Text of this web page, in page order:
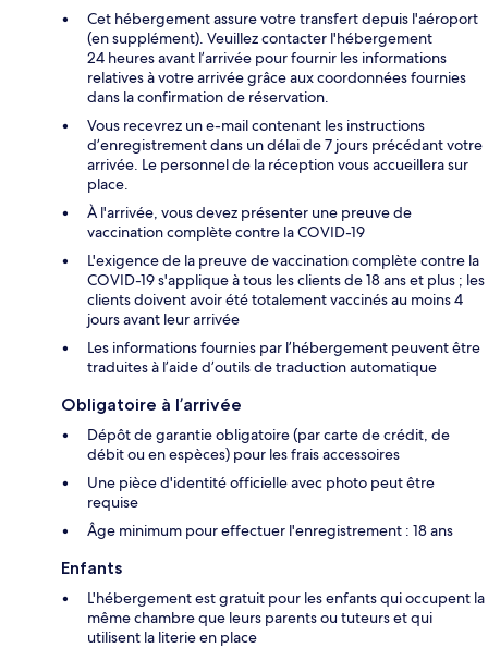
Cet hébergement assure votre transfert depuis l'aéroport
(en supplément). Veuillez contacter l'hébergement
24 heures avant l’arrivée pour fournir les informations
relatives à votre arrivée grâce aux coordonnées fournies
dans la confirmation de réservation.
Vous recevrez un e-mail contenant les instructions
d’enregistrement dans un délai de 7 jours précédant votre
arrivée. Le personnel de la réception vous accueillera sur
place.
À l'arrivée, vous devez présenter une preuve de
vaccination complète contre la COVID-19
L'exigence de la preuve de vaccination complète contre la
COVID-19 s'applique à tous les clients de 18 ans et plus ; les
clients doivent avoir été totalement vaccinés au moins 4
jours avant leur arrivée
Les informations fournies par l’hébergement peuvent être
traduites à l’aide d’outils de traduction automatique
Obligatoire à l’arrivée
Dépôt de garantie obligatoire (par carte de crédit, de
débit ou en espèces) pour les frais accessoires
Une pièce d'identité officielle avec photo peut être
requise
Âge minimum pour effectuer l'enregistrement : 18 ans
Enfants
L'hébergement est gratuit pour les enfants qui occupent la
même chambre que leurs parents ou tuteurs et qui
utilisent la literie en place